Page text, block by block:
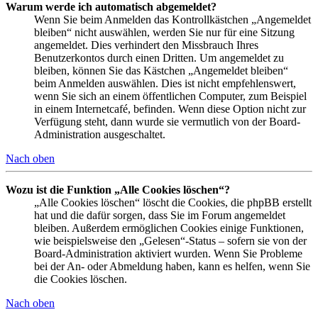
Warum werde ich automatisch abgemeldet?
Wenn Sie beim Anmelden das Kontrollkästchen „Angemeldet
bleiben“ nicht auswählen, werden Sie nur für eine Sitzung
angemeldet. Dies verhindert den Missbrauch Ihres
Benutzerkontos durch einen Dritten. Um angemeldet zu
bleiben, können Sie das Kästchen „Angemeldet bleiben“
beim Anmelden auswählen. Dies ist nicht empfehlenswert,
wenn Sie sich an einem öffentlichen Computer, zum Beispiel
in einem Internetcafé, befinden. Wenn diese Option nicht zur
Verfügung steht, dann wurde sie vermutlich von der Board-
Administration ausgeschaltet.
Nach oben
Wozu ist die Funktion „Alle Cookies löschen“?
„Alle Cookies löschen“ löscht die Cookies, die phpBB erstellt
hat und die dafür sorgen, dass Sie im Forum angemeldet
bleiben. Außerdem ermöglichen Cookies einige Funktionen,
wie beispielsweise den „Gelesen“-Status – sofern sie von der
Board-Administration aktiviert wurden. Wenn Sie Probleme
bei der An- oder Abmeldung haben, kann es helfen, wenn Sie
die Cookies löschen.
Nach oben